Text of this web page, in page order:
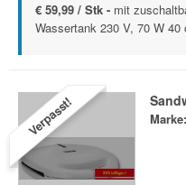
€ 59,99 / Stk - mit
Wassertank 230 V, 70 W
Verpasst! Marke: